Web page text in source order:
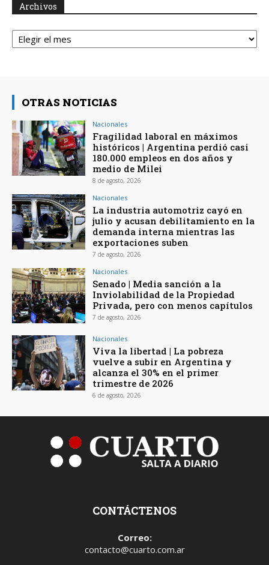
Archivos
Archivos
OTRAS NOTICIAS
Nacionales
Fragilidad laboral en máximos
históricos | Argentina perdió casi
180.000 empleos en dos años y
medio de Milei
8 de agosto, 2026
Nacionales
La industria automotriz cayó en
julio y acusan debilitamiento en la
demanda interna mientras las
exportaciones suben
7 de agosto, 2026
Nacionales
Senado | Media sanción a la
Inviolabilidad de la Propiedad
Privada, pero con menos capítulos
7 de agosto, 2026
Nacionales
Viva la libertad | La pobreza
vuelve a subir en Argentina y
alcanza el 30% en el primer
trimestre de 2026
6 de agosto, 2026
CONTÁCTENOS
Correo:
contacto@cuarto.com.ar